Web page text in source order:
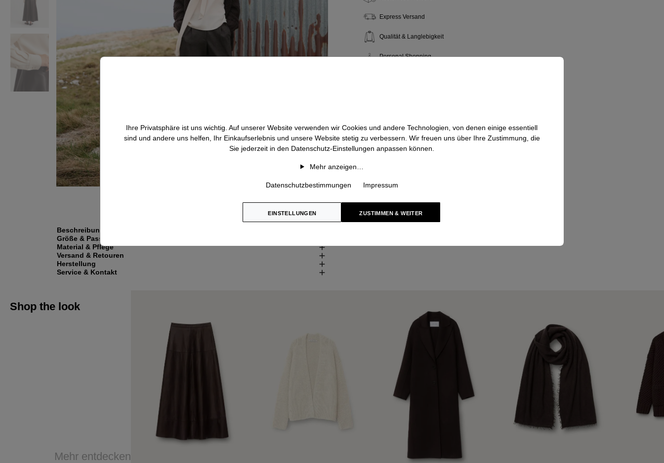
Express Versand
Qualität & Langlebigkeit
Personal Shopping
Beschreibung
Größe & Passform
Material & Pflege
Versand & Retouren
Herstellung
Service & Kontakt
Shop the look
Mehr entdecken
Ihre Privatsphäre ist uns wichtig. Auf unserer Website verwenden wir Cookies und andere Technologien, von denen einige essentiell
sind und andere uns helfen, Ihr Einkaufserlebnis und unsere Website stetig zu verbessern. Wir freuen uns über Ihre Zustimmung, die
Sie jederzeit in den Datenschutz-Einstellungen anpassen können.
Mehr anzeigen…
Datenschutzbestimmungen Impressum
EINSTELLUNGEN ZUSTIMMEN & WEITER